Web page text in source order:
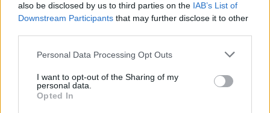
also be disclosed by us to third parties on the IAB’s List of
Downstream Participants that may further disclose it to other
Personal Data Processing Opt Outs
I want to opt-out of the Sharing of my
personal data.
Opted In
Lietuvos diena
Savaitės vidurys nusimato karštas: temperatūra kils iki
Žinios | Orai